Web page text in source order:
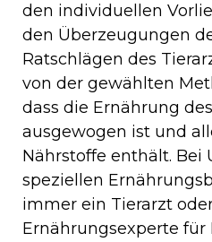
den individuellen
den Überzeugungen
Ratschlägen des
von der gewählten
dass die Ernährung
ausgewogen ist und
Nährstoffe enthält. Bei
speziellen
immer ein Tierarzt
Ernährungsexperte